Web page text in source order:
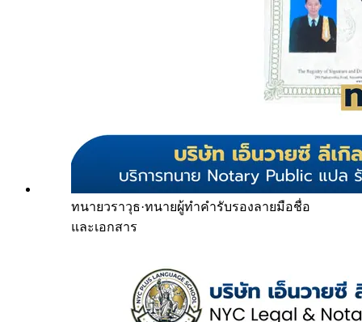
ทนายวราวุธ·ทนายผู้ทำคำรับรองลายมือชื่อ
และเอกสาร